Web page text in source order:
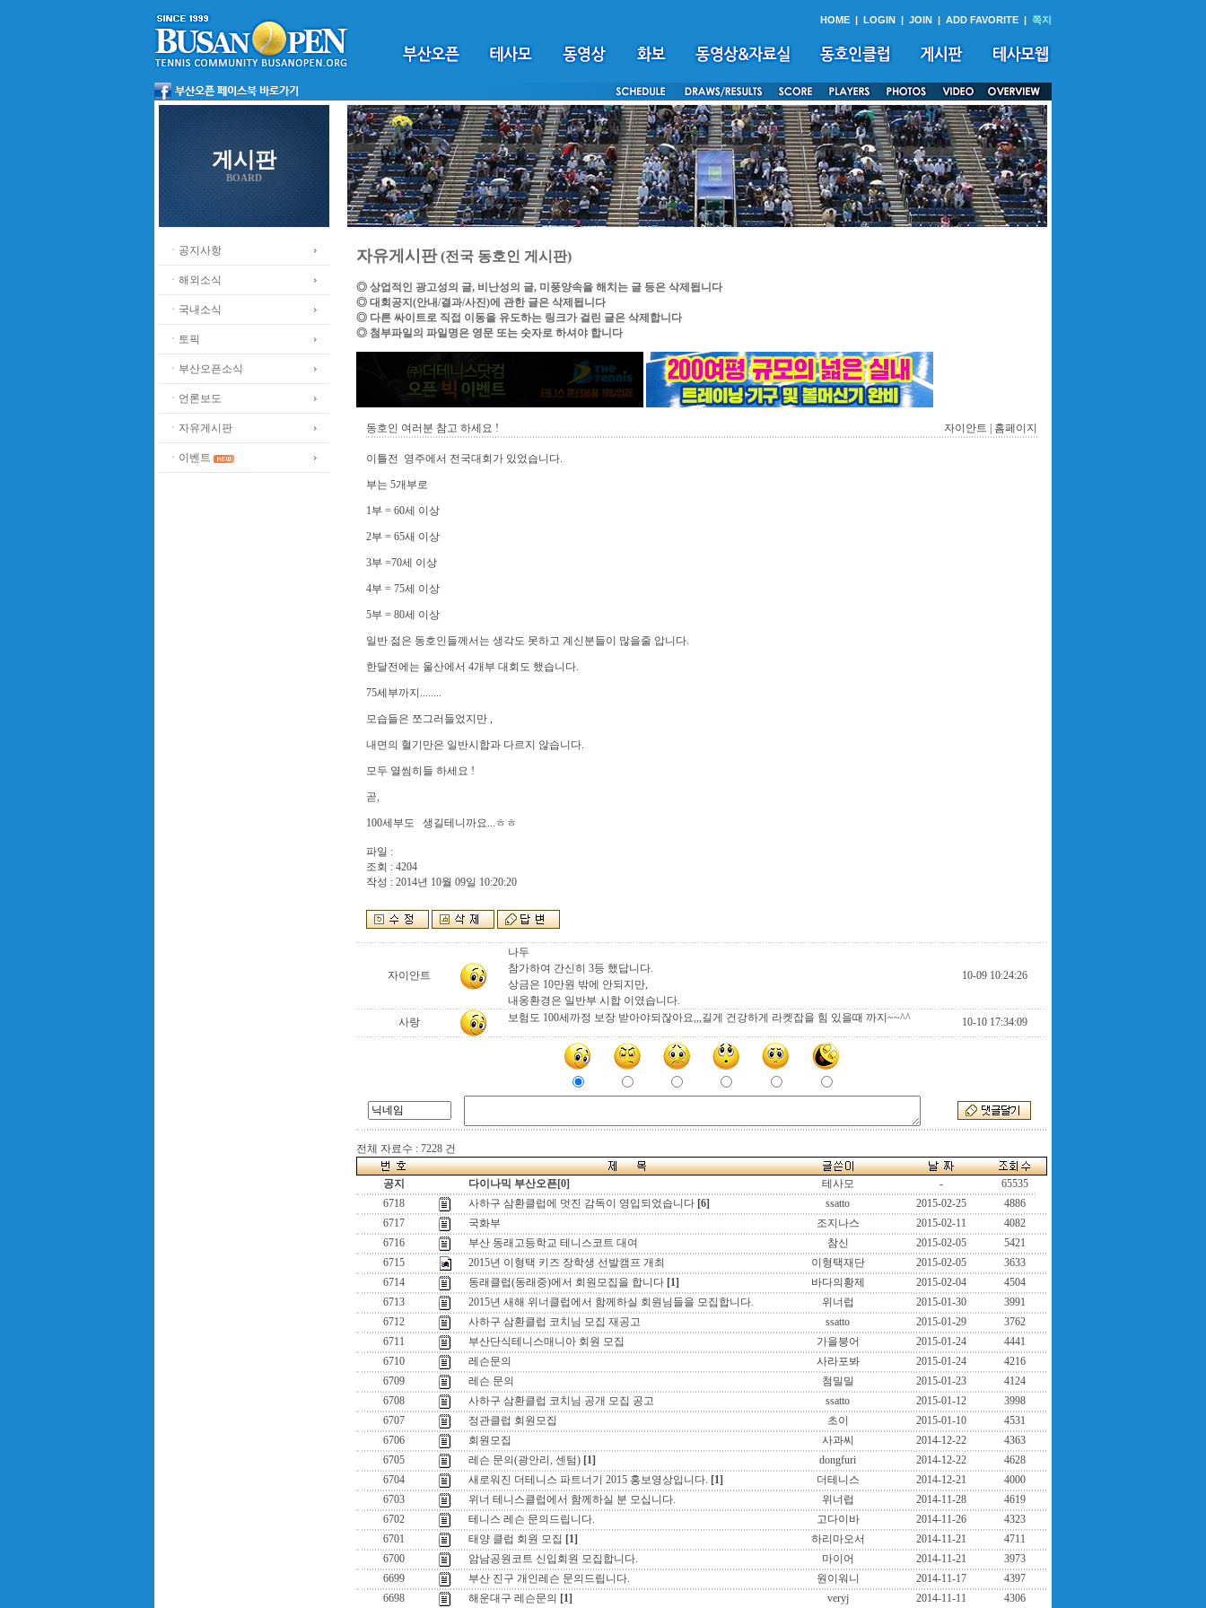
HOME | LOGIN | JOIN | ADD FAVORITE | 쪽지
게시판
BOARD
ㆍ공지사항
ㆍ해외소식
ㆍ국내소식
ㆍ토픽
ㆍ부산오픈소식
ㆍ언론보도
ㆍ자유게시판
ㆍ이벤트
자유게시판(전국 동호인 게시판)
◎ 상업적인 광고성의 글, 비난성의 글, 미풍양속을 해치는 글 등은 삭제됩니다
◎ 대회공지(안내/결과/사진)에 관한 글은 삭제됩니다
◎ 다른 싸이트로 직접 이동을 유도하는 링크가 걸린 글은 삭제합니다
◎ 첨부파일의 파일명은 영문 또는 숫자로 하셔야 합니다
동호인 여러분 참고 하세요 ! 자이안트 | 홈페이지
이틀전 영주에서 전국대회가 있었습니다.
부는 5개부로
1부 = 60세 이상
2부 = 65새 이상
3부 =70세 이상
4부 = 75세 이상
5부 = 80세 이상
일반 젊은 동호인들께서는 생각도 못하고 계신분들이 많을줄 압니다.
한달전에는 울산에서 4개부 대회도 했습니다.
75세부까지........
모습들은 쪼그러들었지만 ,
내면의 혈기만은 일반시합과 다르지 않습니다.
모두 열씸히들 하세요 !
곧,
100세부도 생길테니까요...ㅎㅎ
파일 :
조회 : 4204
작성 : 2014년 10월 09일 10:20:20
자이안트
나두
참가하여 간신히 3등 했답니다.
상금은 10만원 밖에 안되지만,
내옹환경은 일반부 시합 이였습니다.
10-09 10:24:26
사랑 보험도 100세까정 보장 받아야되잖아요,,,길게 건강하게 라켓잡을 힘 있을때 까지~~^^ 10-10 17:34:09
전체 자료수 : 7228 건
공지 다이나믹 부산오픈[0] 테사모 -
65535
6718
사하구 삼환클럽에 멋진 감독이 영입되었습니다 [6] ssatto 2015-02-25
4886
6717
국화부 조지나스 2015-02-11
4082
6716
부산 동래고등학교 테니스코트 대여 참신 2015-02-05
5421
6715
2015년 이형택 키즈 장학생 선발캠프 개최 이형택재단 2015-02-05
3633
6714
동래클럽(동래중)에서 회원모집을 합니다 [1] 바다의황제 2015-02-04
4504
6713
2015년 새해 위너클럽에서 함께하실 회원님들을 모집합니다. 위너럽 2015-01-30
3991
6712
사하구 삼환클럽 코치님 모집 재공고 ssatto 2015-01-29
3762
6711
부산단식테니스매니아 회원 모집 가을붕어 2015-01-24
4441
6710
레슨문의 사라포봐 2015-01-24
4216
6709
레슨 문의 첨밀밀 2015-01-23
4124
6708
사하구 삼환클럽 코치님 공개 모집 공고 ssatto 2015-01-12
3998
6707
정관클럽 회원모집 초이 2015-01-10
4531
6706
회원모집 사과씨 2014-12-22
4363
6705
레슨 문의(광안리, 센텀) [1] dongfuri 2014-12-22
4628
6704
새로워진 더테니스 파트너기 2015 홍보영상입니다. [1] 더테니스 2014-12-21
4000
6703
위너 테니스클럽에서 함께하실 분 모십니다. 위너럽 2014-11-28
4619
6702
테니스 레슨 문의드립니다. 고다이바 2014-11-26
4323
6701
태양 클럽 회원 모집 [1] 하리마오서 2014-11-21
4711
6700
암남공원코트 신입회원 모집합니다. 마이어 2014-11-21
3973
6699
부산 진구 개인레슨 문의드립니다. 원이워니 2014-11-17
4397
6698
해운대구 레슨문의 [1] veryj 2014-11-11 4306